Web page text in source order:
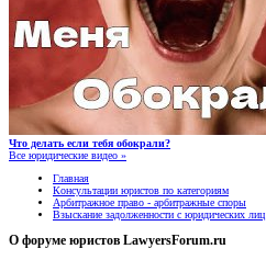
Что делать если тебя обокрали?
Все юридические видео »
Главная
Консультации юристов по категориям
Арбитражное право - арбитражные споры
Взыскание задолженности с юридических лиц
О форуме юристов LawyersForum.ru